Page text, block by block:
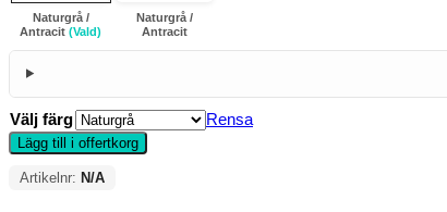
Naturgrå /
Antracit (Vald)
Naturgrå /
Antracit
Välj färg Rensa
Lägg till i offertkorg
Artikelnr: N/A